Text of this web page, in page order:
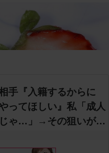
手『入籍するからに
ってほしい』私「成人
じゃ…」→その狙いが…